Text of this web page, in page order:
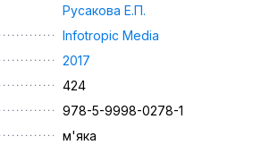
Русакова Е.П.
Infotropic Media
2017
424
978-5-9998-0278-1
м'яка